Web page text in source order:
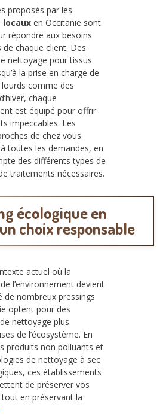
proposés par les
locaux en Occitanie sont
répondre aux besoins
de chaque client. Des
nettoyage pour tissus
la prise en charge de
comme des
chaque
est équipé pour offrir
impeccables. Les
de chez vous
à toutes les demandes, en
des différents types de
traitements nécessaires.
écologique en
choix responsable
actuel où la
l’environnement devient
de nombreux pressings
optent pour des
nettoyage plus
de l’écosystème. En
produits non polluants et
de nettoyage à sec
ces établissements
de préserver vos
en préservant la